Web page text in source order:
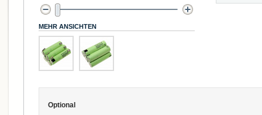
MEHR ANSICHTEN
Optional